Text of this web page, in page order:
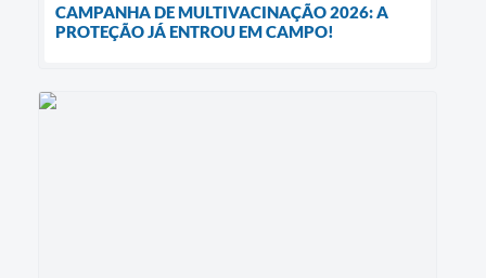
CAMPANHA DE MULTIVACINAÇÃO 2026: A
PROTEÇÃO JÁ ENTROU EM CAMPO!